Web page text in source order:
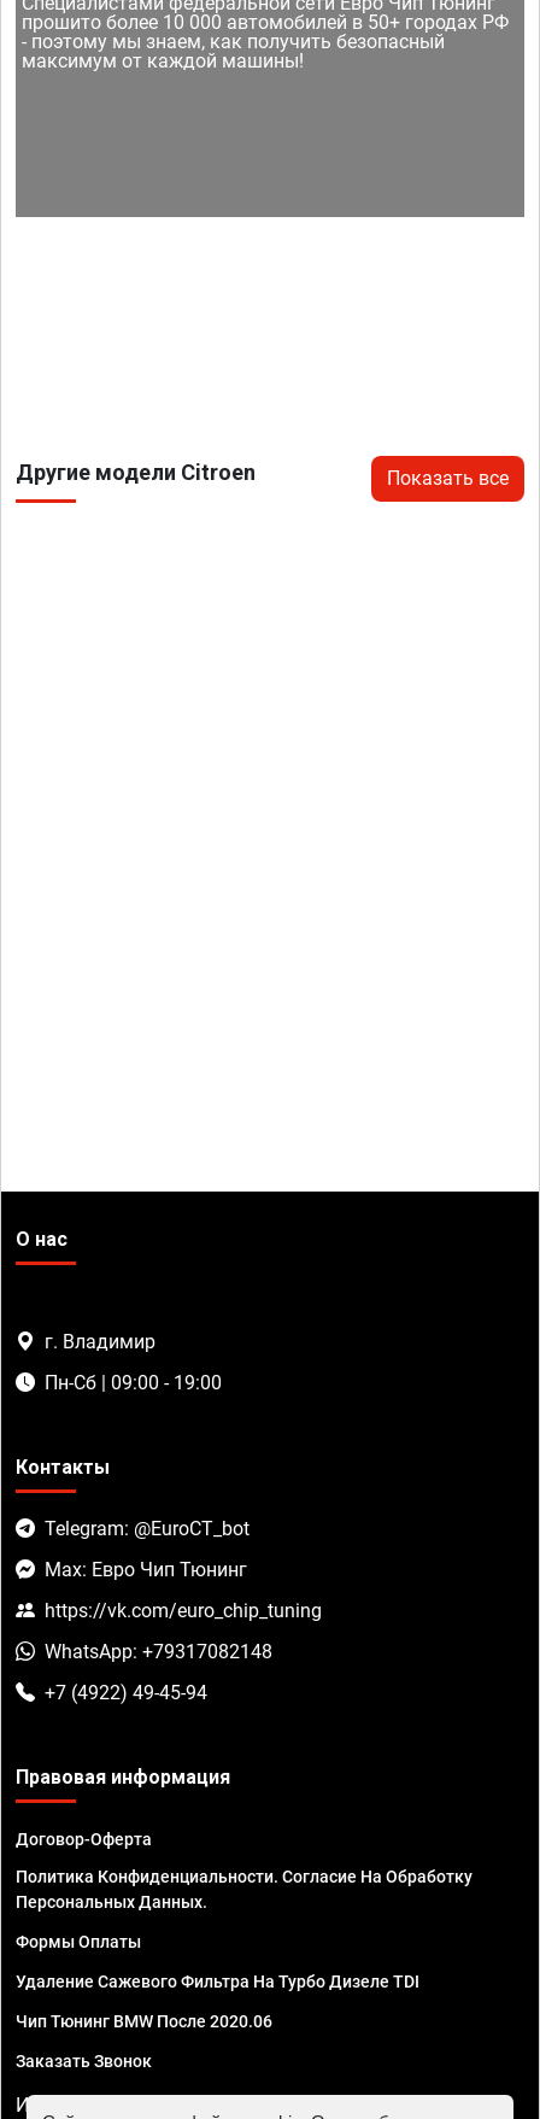
прошито более 10 000 автомобилей в 50+ городах РФ
- поэтому мы знаем, как получить безопасный
максимум от каждой машины!
Другие модели Citroen Показать все
О нас
г. Владимир
Пн-Сб | 09:00 - 19:00
Контакты
Telegram: @EuroCT_bot
Max: Евро Чип Тюнинг
https://vk.com/euro_chip_tuning
WhatsApp: +79317082148
+7 (4922) 49-45-94
Правовая информация
Договор-Оферта
Политика Конфиденциальности. Согласие На Обработку
Персональных Данных.
Формы Оплаты
Удаление Сажевого Фильтра На Турбо Дизеле TDI
Чип Тюнинг BMW После 2020.06
Заказать Звонок
ИП Смирнов Георгий Павлович. ИНН 781302555843,